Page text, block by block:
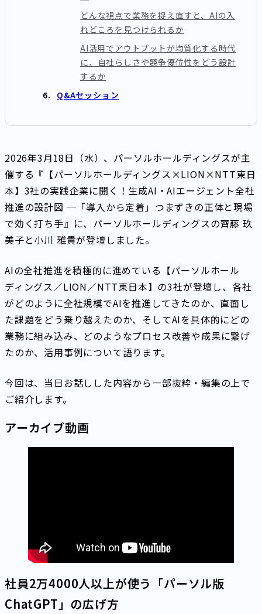
どんな視点で業務を捉え直すと、AIの入
れどころを見つけられるか
AI活用でアウトプットが均質化する時代
に、自社らしさや競争優位性をどう設計
するか
Q&Aセッション
2026年3月18日（水）、パーソルホールディングスが主
催する『【パーソルホールディングス×LION×NTT東日
本】3社の実践企業に聞く！生成AI・AIエージェント全社
推進の設計図 ─「導入から定着」つまずきの正体と現場
で効く打ち手』に、パーソルホールディングスの齊藤 玖
美子と小川 雅貴が登壇しました。
AIの全社推進を積極的に進めている【パーソルホール
ディングス／LION／NTT東日本】の3社が登壇し、各社
がどのように全社規模でAIを推進してきたのか、直面し
た課題をどう乗り越えたのか、そしてAIを具体的にどの
業務に組み込み、どのようなプロセス改善や成果に繋げ
たのか、活用事例について語ります。
今回は、当日お話しした内容から一部抜粋・編集の上で
ご紹介します。
アーカイブ動画
社員2万4000人以上が使う「パーソル版
ChatGPT」の広げ方